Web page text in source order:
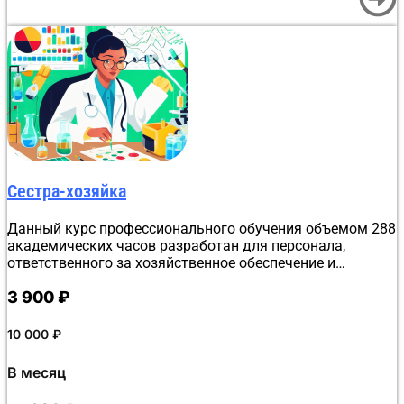
Сестра-хозяйка
Данный курс профессионального обучения объемом 288
академических часов разработан для персонала,
ответственного за хозяйственное обеспечение и
проходит дистанционно в Анадыре. Программа
гигиенического режима в ЛПУ, основы эпидемиологии,
помощи. Слушатели изучают полный перечень
профессиональных обязанностей сестры-хозяйки.
Итоговая проверка знаний максимально упрощена:
3 900₽
10 000₽
В месяц